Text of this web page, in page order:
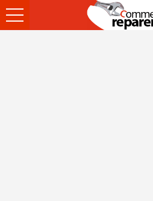
Ouvrir
le